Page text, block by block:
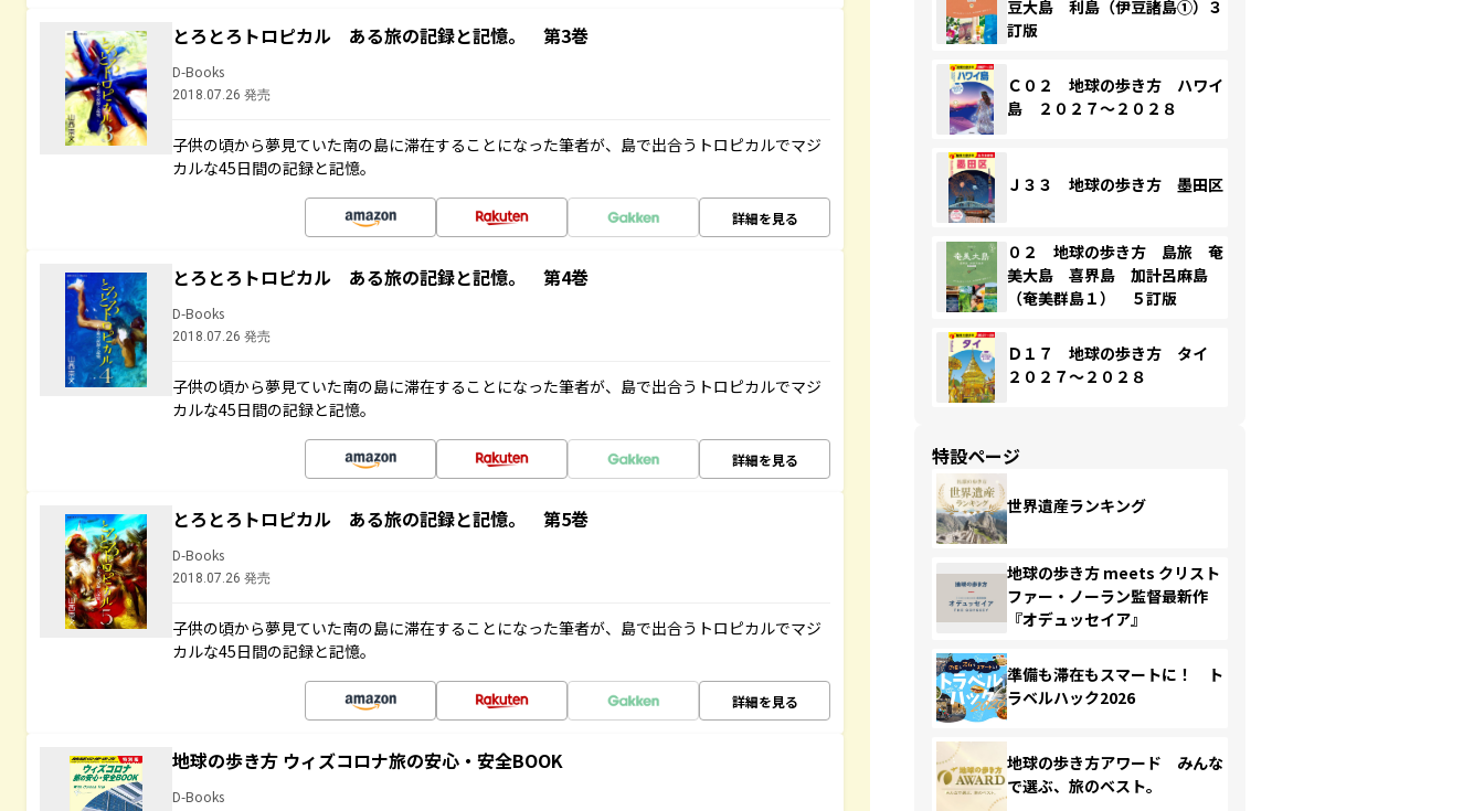
とろとろトロピカル ある旅の記録と記憶。 第3巻
D-Books
2018.07.26 発売
子供の頃から夢見ていた南の島に滞在することになった筆者が、島で出合うトロピカルでマジ
カルな45日間の記録と記憶。
詳細を見る
とろとろトロピカル ある旅の記録と記憶。 第4巻
D-Books
2018.07.26 発売
子供の頃から夢見ていた南の島に滞在することになった筆者が、島で出合うトロピカルでマジ
カルな45日間の記録と記憶。
詳細を見る
とろとろトロピカル ある旅の記録と記憶。 第5巻
D-Books
2018.07.26 発売
子供の頃から夢見ていた南の島に滞在することになった筆者が、島で出合うトロピカルでマジ
カルな45日間の記録と記憶。
詳細を見る
地球の歩き方 ウィズコロナ旅の安心・安全BOOK
D-Books
豆大島 利島（伊豆諸島①）３
訂版
Ｃ０２ 地球の歩き方 ハワイ
島 ２０２７～２０２８
Ｊ３３ 地球の歩き方 墨田区
０２ 地球の歩き方 島旅 奄
美大島 喜界島 加計呂麻島
（奄美群島１） ５訂版
Ｄ１７ 地球の歩き方 タイ
２０２７～２０２８
特設ページ
世界遺産ランキング
地球の歩き方 meets クリスト
ファー・ノーラン監督最新作
『オデュッセイア』
準備も滞在もスマートに！ ト
ラベルハック2026
地球の歩き方アワード みんな
で選ぶ、旅のベスト。